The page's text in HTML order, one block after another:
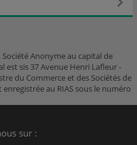
Société Anonyme au capital de
est sis 37 Avenue Henri Lafleur -
du Commerce et des Sociétés de
au RIAS sous le numéro
sur :